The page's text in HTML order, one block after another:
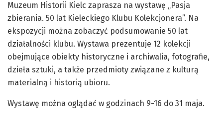
Muzeum Historii Kielc zaprasza na wystawę „Pasja
zbierania. 50 lat Kieleckiego Klubu Kolekcjonera”. Na
ekspozycji można zobaczyć podsumowanie 50 lat
działalności klubu. Wystawa prezentuje 12 kolekcji
obejmujące obiekty historyczne i archiwalia, fotografie,
dzieła sztuki, a także przedmioty związane z kulturą
materialną i historią ubioru.
Wystawę można oglądać w godzinach 9-16 do 31 maja.